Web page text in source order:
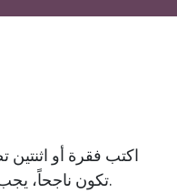
اكتب فقرة أو
تكون ناجحاً، يجب أن يكون محتواك ذا فائدة لقرائك.